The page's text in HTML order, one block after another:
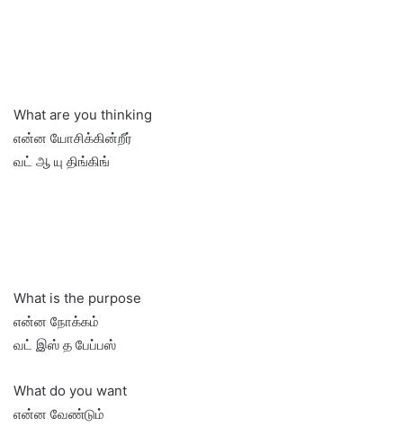
What are you thinking
என்ன யோசிக்கின்றீர்
வட் ஆ யு திங்கிங்
What is the purpose
என்ன நோக்கம்
வட் இஸ் த பேப்பஸ்
What do you want
என்ன வேண்டும்